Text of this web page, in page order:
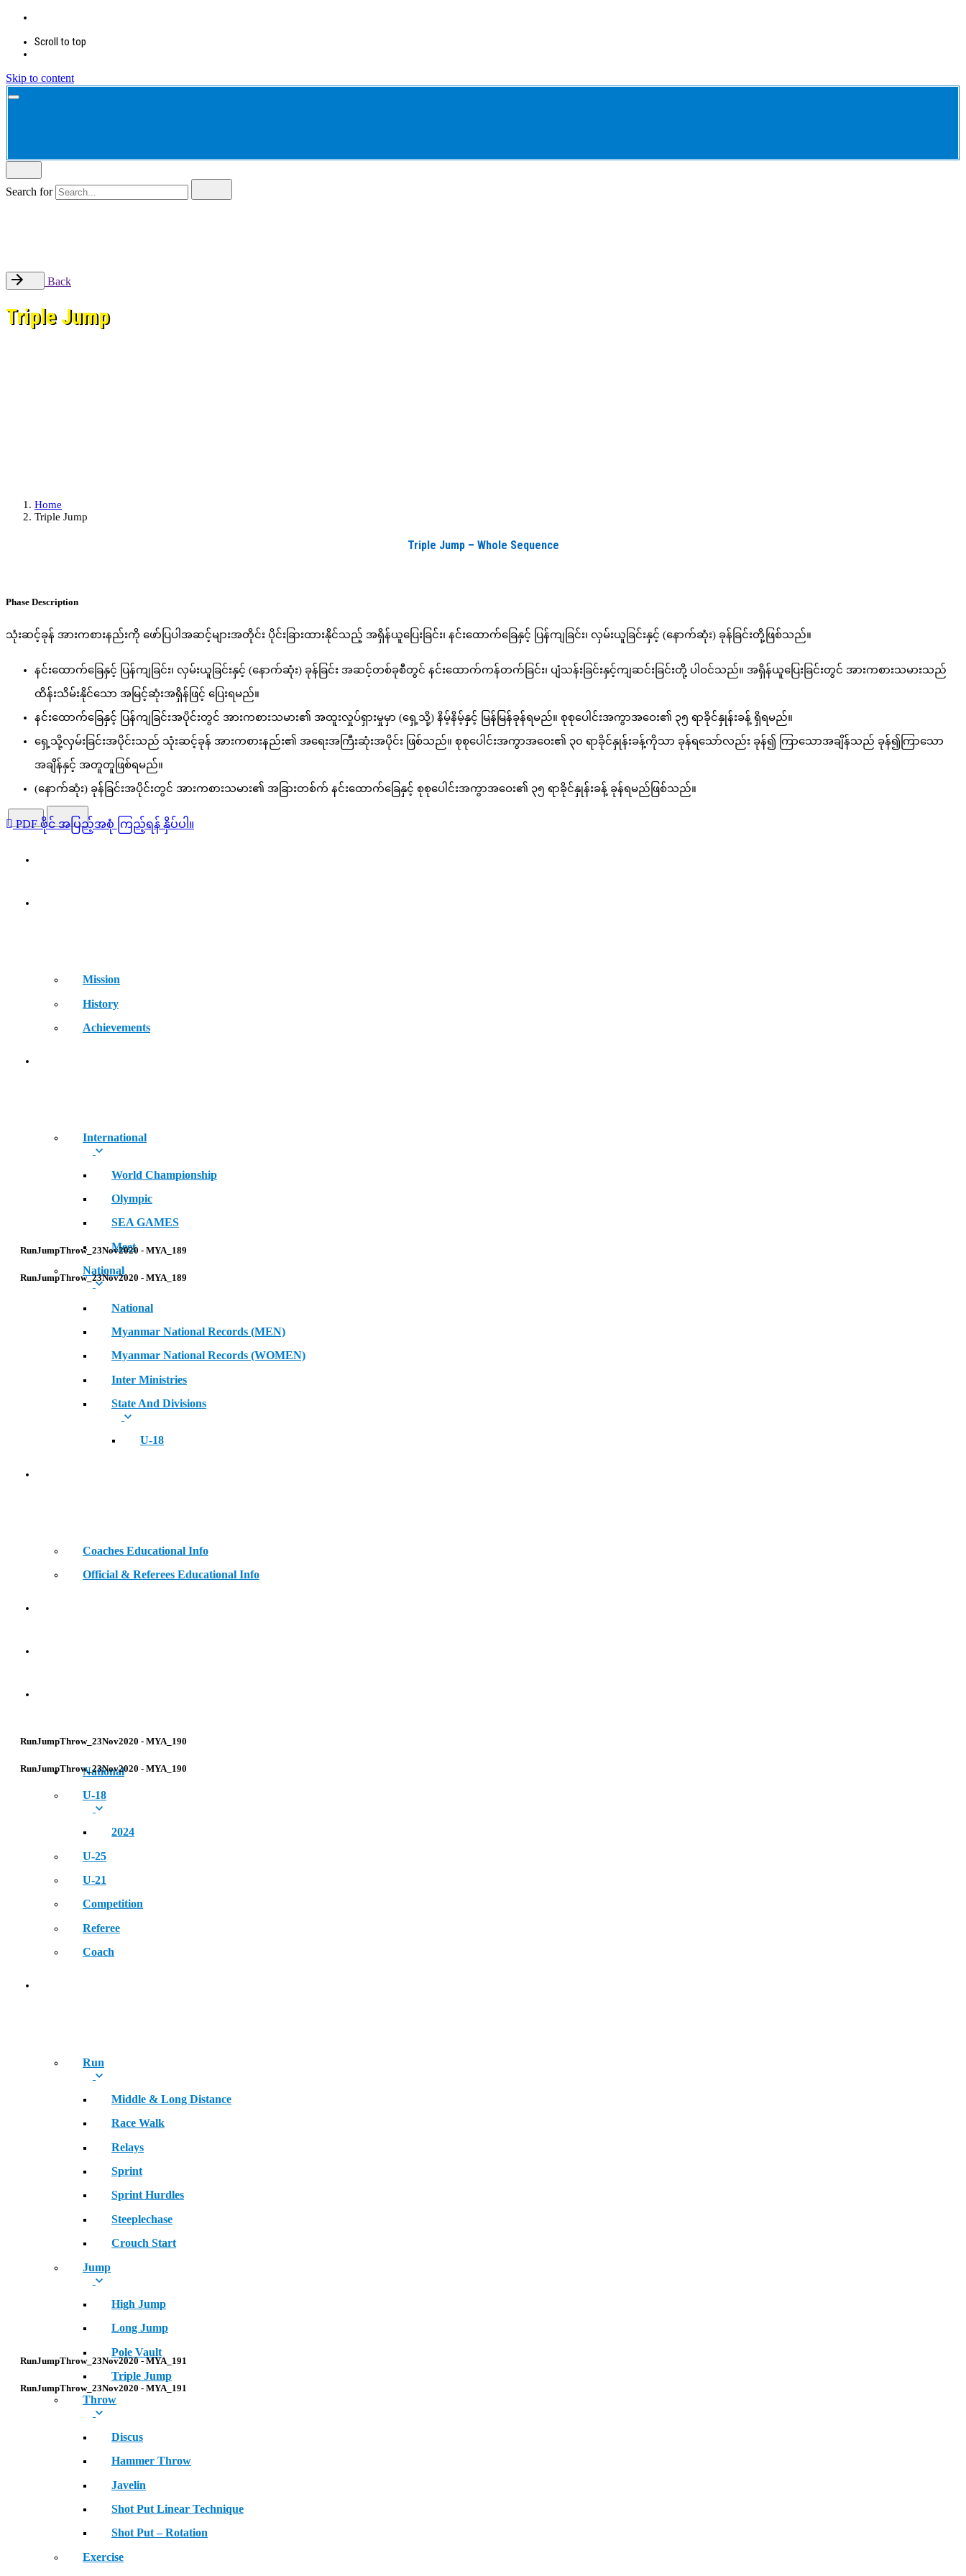
Scroll to top
Skip to content
Mission
History
Achievements
International
World Championship
Olympic
SEA GAMES
Meet
National
National
Myanmar National Records (MEN)
Myanmar National Records (WOMEN)
Inter Ministries
State And Divisions
U-18
Coaches Educational Info
Official & Referees Educational Info
National
U-18
2024
U-25
U-21
Competition
Referee
Coach
Run
Middle & Long Distance
Race Walk
Relays
Sprint
Sprint Hurdles
Steeplechase
Crouch Start
Jump
High Jump
Long Jump
Pole Vault
Triple Jump
Throw
Discus
Hammer Throw
Javelin
Shot Put Linear Technique
Shot Put – Rotation
Exercise
Search for
Back
Triple Jump
Home
Triple Jump
Triple Jump – Whole Sequence
Phase Description
သုံးဆင့်ခုန် အားကစားနည်းကို ဖော်ပြပါအဆင့်များအတိုင်း ပိုင်းခြားထားနိုင်သည့် အရှိန်ယူပြေးခြင်း၊ နင်းထောက်ခြေနှင့် ပြန်ကျခြင်း၊ လှမ်းယူခြင်းနှင့် (နောက်ဆုံး) ခုန်ခြင်းတို့ဖြစ်သည်။
နင်းထောက်ခြေနှင့် ပြန်ကျခြင်း၊ လှမ်းယူခြင်းနှင့် (နောက်ဆုံး) ခုန်ခြင်း အဆင့်တစ်ခုစီတွင် နင်းထောက်ကန်တက်ခြင်း၊ ပျံသန်းခြင်းနှင့်ကျဆင်းခြင်းတို့ ပါဝင်သည်။ အရှိန်ယူပြေးခြင်းတွင် အားကစားသမားသည်
ထိန်းသိမ်းနိုင်သော အမြင့်ဆုံးအရှိန်ဖြင့် ပြေးရမည်။
နင်းထောက်ခြေနှင့် ပြန်ကျခြင်းအပိုင်းတွင် အားကစားသမား၏ အထူးလှုပ်ရှားမှုမှာ (ရှေ့သို့) နိမ့်နိမ့်နှင့် မြန်မြန်ခုန်ရမည်။ စုစုပေါင်းအကွာအဝေး၏ ၃၅ ရာခိုင်နှုန်းခန့် ရှိရမည်။
ရှေ့သို့လှမ်းခြင်းအပိုင်းသည် သုံးဆင့်ခုန် အားကစားနည်း၏ အရေးအကြီးဆုံးအပိုင်း ဖြစ်သည်။ စုစုပေါင်းအကွာအဝေး၏ ၃၀ ရာခိုင်နှုန်းခန့်ကိုသာ ခုန်ရသော်လည်း ခုန်၍ ကြာသောအချိန်သည် ခုန်၍ကြာသော
အချိန်နှင့် အတူတူဖြစ်ရမည်။
(နောက်ဆုံး) ခုန်ခြင်းအပိုင်းတွင် အားကစားသမား၏ အခြားတစ်က် နင်းထောက်ခြေနှင့် စုစုပေါင်းအကွာအဝေး၏ ၃၅ ရာခိုင်နှုန်းခန့် ခုန်ရမည်ဖြစ်သည်။
PDF ဖိုင် အပြည့်အစုံ ကြည့်ရန် နှိပ်ပါ။
RunJumpThrow_23Nov2020 - MYA_189
RunJumpThrow_23Nov2020 - MYA_189
RunJumpThrow_23Nov2020 - MYA_190
RunJumpThrow_23Nov2020 - MYA_190
RunJumpThrow_23Nov2020 - MYA_191
RunJumpThrow_23Nov2020 - MYA_191